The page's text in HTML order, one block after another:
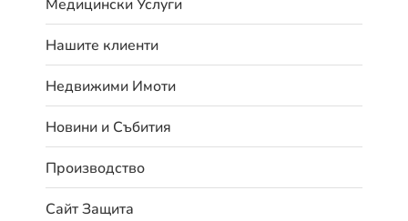
Медицински Услуги
Нашите клиенти
Недвижими Имоти
Новини и Събития
Производство
Сайт Защита